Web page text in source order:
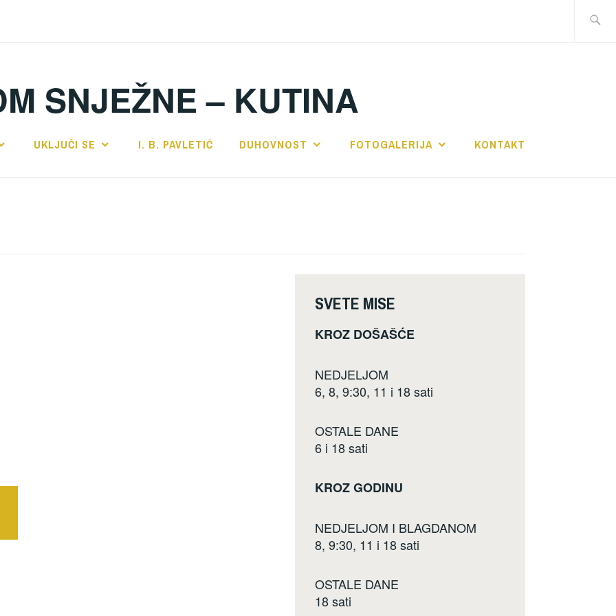
SNJEŽNE – KUTINA
UKLJUČI SE I. B. PAVLETIĆ DUHOVNOST FOTOGALERIJA KONTAKT
SVETE MISE
KROZ DOŠAŠĆE
NEDJELJOM
6, 8, 9:30, 11 i 18 sati
OSTALE DANE
6 i 18 sati
KROZ GODINU
NEDJELJOM I BLAGDANOM
8, 9:30, 11 i 18 sati
OSTALE DANE
18 sati